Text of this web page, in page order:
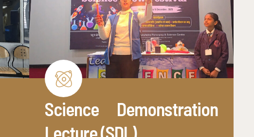
Science Demonstration